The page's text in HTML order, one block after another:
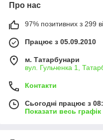
Про нас
97% позитивних з 299
Працює з 05.09.2010
м. Татарбунари
вул. Гульченка 1,
Контакти
Сьогодні працює з
Показати весь